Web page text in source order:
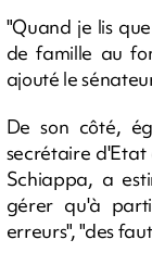
"Quand je lis
de famille au
ajouté le
De son côté,
secrétaire
Schiappa, a
gérer qu'à
erreurs", "des